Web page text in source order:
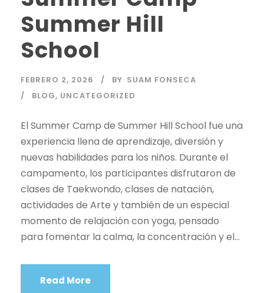
Summer Hill
School
FEBRERO 2, 2026 BY SUAM FONSECA
BLOG, UNCATEGORIZED
El Summer Camp de Summer Hill School fue una
experiencia llena de aprendizaje, diversión y
nuevas habilidades para los niños. Durante el
campamento, los participantes disfrutaron de
clases de Taekwondo, clases de natación,
actividades de Arte y también de un especial
momento de relajación con yoga, pensado
para fomentar la calma, la concentración y el...
Read More